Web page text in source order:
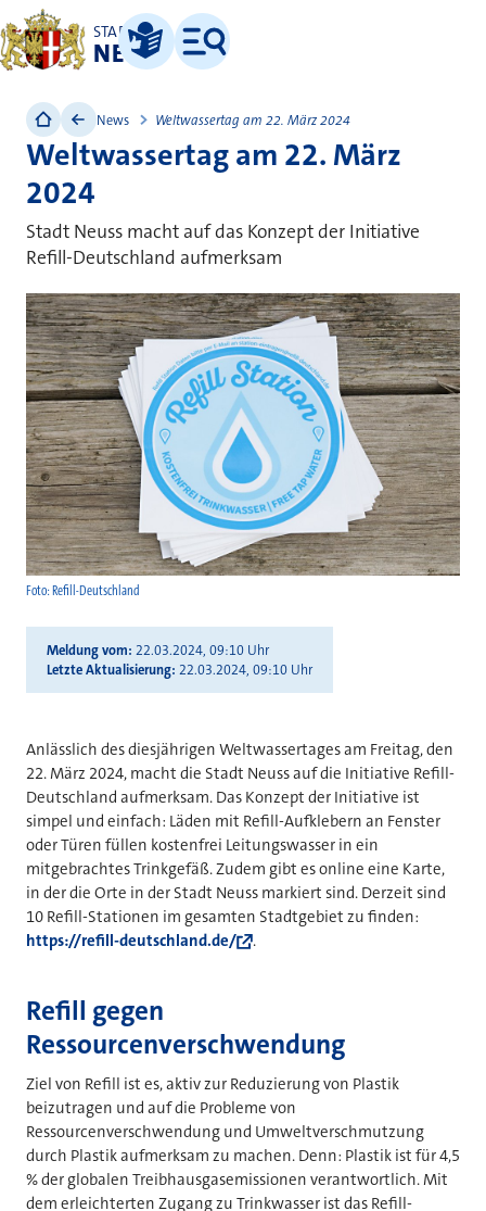
STADT
NEUSS
Leichte Sprache
Menü
Foto: Refill-Deutschland
News Weltwassertag am 22. März 2024
Weltwassertag am 22. März
2024
Stadt Neuss macht auf das Konzept der Initiative
Refill-Deutschland aufmerksam
Meldung vom 22.03.2024, 09:10 Uhr
Letzte Aktualisierung 22.03.2024, 09:10 Uhr
Anlässlich des diesjährigen Weltwassertages am Freitag, den
22. März 2024, macht die Stadt Neuss auf die Initiative Refill-
Deutschland aufmerksam. Das Konzept der Initiative ist
simpel und einfach: Läden mit Refill-Aufklebern an Fenster
oder Türen füllen kostenfrei Leitungswasser in ein
mitgebrachtes Trinkgefäß. Zudem gibt es online eine Karte,
in der die Orte in der Stadt Neuss markiert sind. Derzeit sind
10 Refill-Stationen im gesamten Stadtgebiet zu finden:
https://refill-deutschland.de/
.
Refill gegen
Ressourcenverschwendung
Ziel von Refill ist es, aktiv zur Reduzierung von Plastik
beizutragen und auf die Probleme von
Ressourcenverschwendung und Umweltverschmutzung
durch Plastik aufmerksam zu machen. Denn: Plastik ist für 4,5
% der globalen Treibhausgasemissionen verantwortlich. Mit
dem erleichterten Zugang zu Trinkwasser ist das Refill-